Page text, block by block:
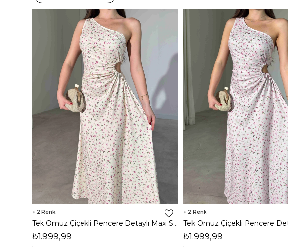
2
Tek Omuz Çiçekli Pencere Detaylı Maxi Sarı Yahir Kadın Elbise 26Y455
₺1.999,99
2
₺1.999,99